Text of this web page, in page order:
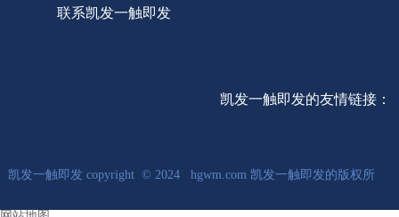
联系凯发一触即发
凯发一触即发的友情链接：
凯发一触即发 copyright © 2024 hgwm.com 凯发一触即发的版权所